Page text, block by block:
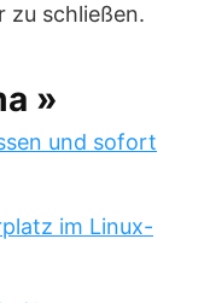
zu schließen.
»
und sofort
im Linux-